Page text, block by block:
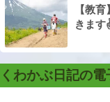
【教
きます
くわかぶ日記の電